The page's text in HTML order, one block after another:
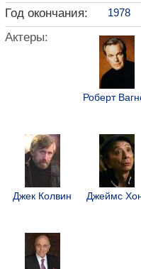
Год окончания: 1978
Актеры:
Роберт
Джек Колвин Джеймс